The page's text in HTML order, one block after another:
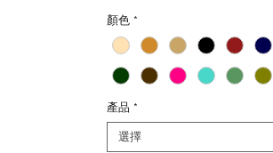
顏色 *
產品 *
選擇